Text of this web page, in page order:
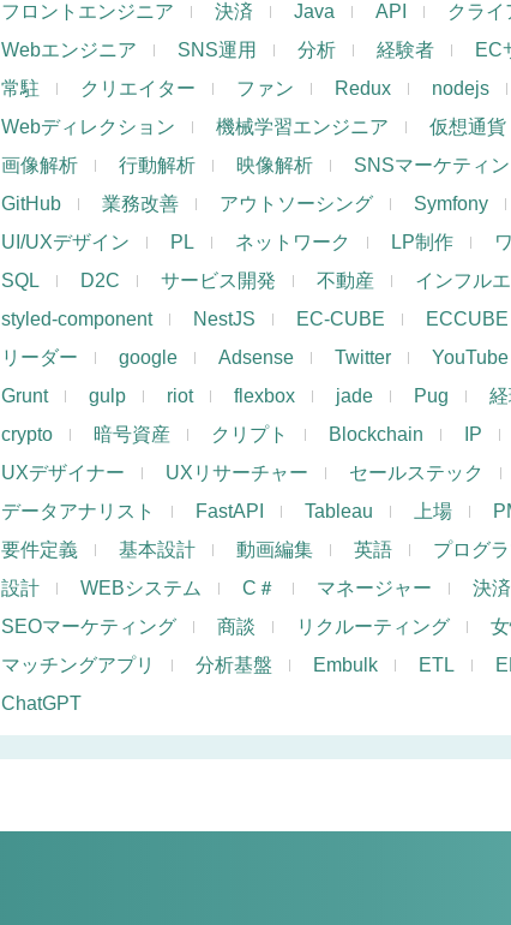
フロントエンジニア
決済 Java API クライ
Webエンジニア
SNS運用 分析 経験者 EC
常駐
クリエイター ファン Redux nodejs
Webディレクション
機械学習エンジニア 仮想通貨
画像解析
行動解析 映像解析 SNSマーケティ
GitHub
業務改善 アウトソーシング Symfony
UI/UXデザイン
PL ネットワーク LP制作
SQL
D2C サービス開発 不動産 インフル
styled-component
NestJS EC-CUBE ECCUBE
リーダー
google Adsense Twitter YouTube
Grunt
gulp riot flexbox jade Pug
crypto
暗号資産 クリプト Blockchain IP
UXデザイナー
UXリサーチャー セールステック
データアナリスト
FastAPI Tableau 上場
要件定義
基本設計 動画編集 英語 プログ
設計
WEBシステム C＃ マネージャー 決
SEOマーケティング
商談 リクルーティング
マッチングアプリ
分析基盤 Embulk ETL
ChatGPT